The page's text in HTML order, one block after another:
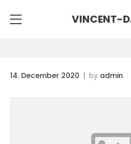
VINCENT-
14. December 2020 by admin